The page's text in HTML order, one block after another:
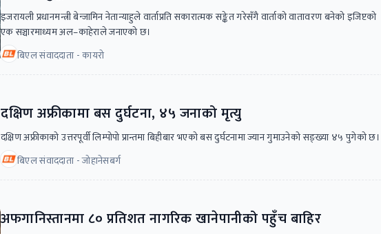
इजरायली प्रधानमन्त्री बेन्जामिन नेतान्याहुले वार्ताप्रति सकारात्मक सङ्केत गरेसँगै वार्ताको वातावरण बनेको इजिप्टको
एक सञ्चारमाध्यम अल–काहेराले जनाएको छ।
बिएल संवाददाता - कायरो
दक्षिण अफ्रीकामा बस दुर्घटना, ४५ जनाको मृत्यु
दक्षिण अफ्रीकाको उत्तरपूर्वी लिम्पोपो प्रान्तमा बिहीबार भएको बस दुर्घटनामा ज्यान गुमाउनेको सङ्ख्या ४५ पुगेको छ।
बिएल संवाददाता - जोहानेसबर्ग
अफगानिस्तानमा ८० प्रतिशत नागरिक खानेपानीको पहुँच बाहिर